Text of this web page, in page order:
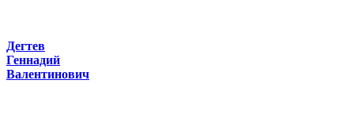
Дегтев
Геннадий
Валентинович